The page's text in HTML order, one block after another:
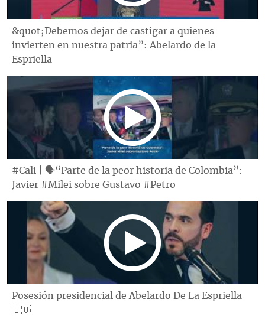
&quot;Debemos dejar de castigar a quienes
invierten en nuestra patria”: Abelardo de la
Espriella
#Cali | 🗣“Parte de la peor historia de Colombia”:
Javier #Milei sobre Gustavo #Petro
Posesión presidencial de Abelardo De La Espriella
🇨🇴